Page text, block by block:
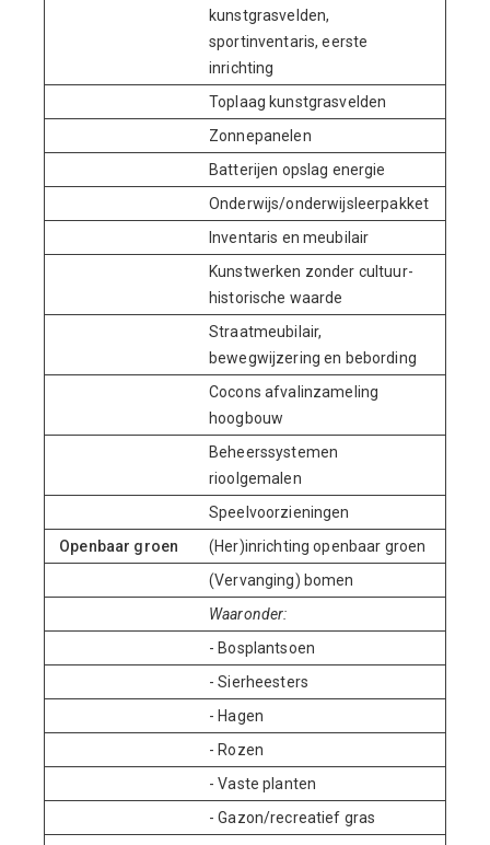
kunstgrasvelden,
sportinventaris, eerste
inrichting
Toplaag kunstgrasvelden
Zonnepanelen
Batterijen opslag energie
Onderwijs/onderwijsleerpakket
Inventaris en meubilair
Kunstwerken zonder cultuur-
historische waarde
Straatmeubilair,
bewegwijzering en bebording
Cocons afvalinzameling
hoogbouw
Beheerssystemen
rioolgemalen
Speelvoorzieningen
Openbaar groen
(Her)inrichting openbaar groen
(Vervanging) bomen
Waaronder:
- Bosplantsoen
- Sierheesters
- Hagen
- Rozen
- Vaste planten
- Gazon/recreatief gras